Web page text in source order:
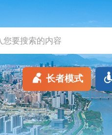
长者模式